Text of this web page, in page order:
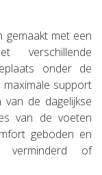
gemaakt met een
verschillende
onder de
support
de dagelijkse
van de voeten
geboden en
verminderd of